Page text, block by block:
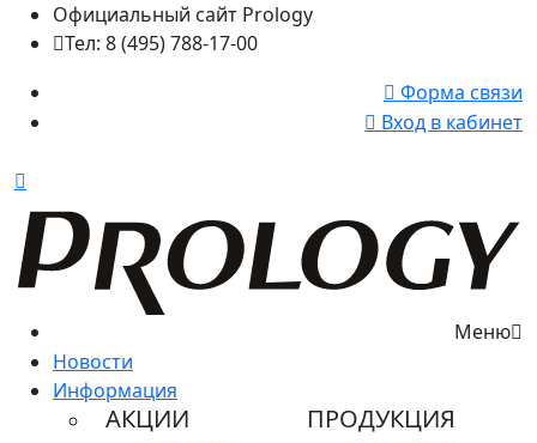
Официальный сайт Prology
Тел: 8 (495) 788-17-00
Форма связи
Вход в кабинет
Меню
Новости
Информация
АКЦИИ ПРОДУКЦИЯ